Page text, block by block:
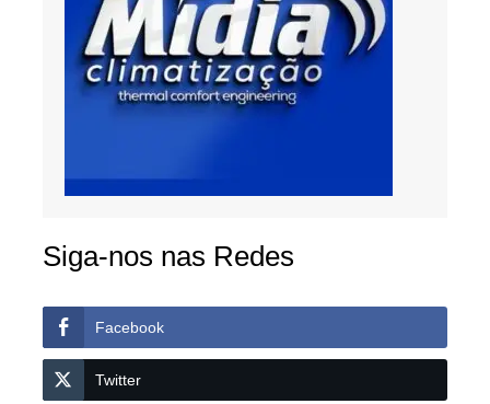
Siga-nos nas Redes
Facebook
Twitter